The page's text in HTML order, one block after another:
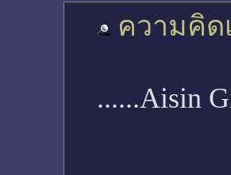
ความคิด
......Aisin